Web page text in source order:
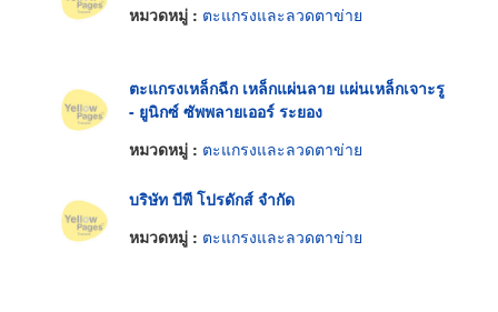
หมวดหมู่ : ตะแกรงและลวดตาข่าย
ตะแกรงเหล็กฉีก เหล็กแผ่นลาย แผ่นเหล็กเจาะรู
- ยูนิกซ์ ซัพพลายเออร์ ระยอง
หมวดหมู่ : ตะแกรงและลวดตาข่าย
บริษัท บีพี โปรดักส์ จำกัด
หมวดหมู่ : ตะแกรงและลวดตาข่าย